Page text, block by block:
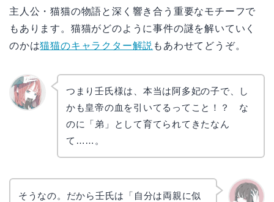
主人公・猫猫の物語と深く響き合う重要なモチーフで
もあります。猫猫がどのように事件の謎を解いていく
のかは猫猫のキャラクター解説 もあわせてどうぞ。
つまり壬氏様は、本当は阿多妃の子で、し
かも皇帝の血を引いてるってこと！？ な
のに「弟」として育てられてきたなん
て……。
そうなの。だから壬氏は「自分は両親に似